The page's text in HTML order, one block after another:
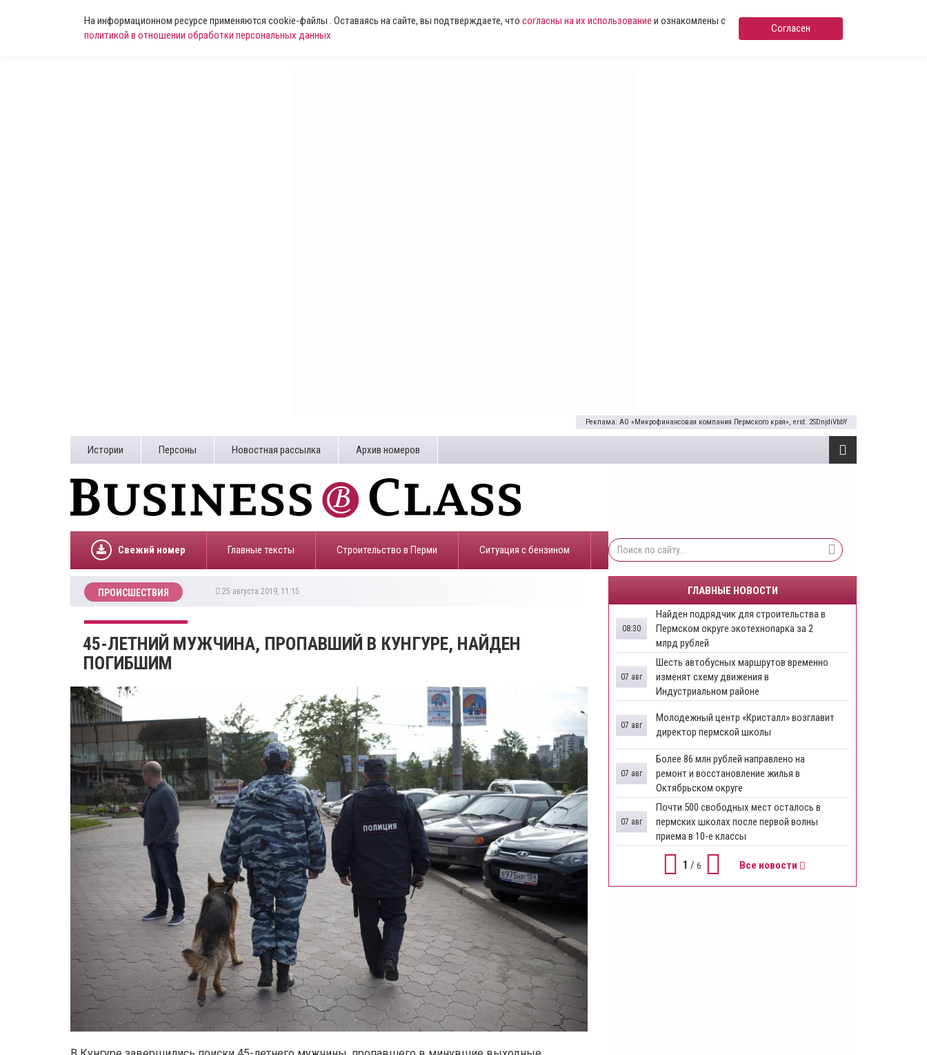
На информационном ресурсе применяются cookie-файлы . Оставаясь на сайте, вы подтверждаете, что согласны на их использование и ознакомлены с
политикой в отношении обработки персональных данных
Согласен
Реклама: АО «Микрофинансовая компания Пермского края», erid: 2SDnjdiVbbY
Истории Персоны Новостная рассылка Архив номеров
Свежий номер Главные тексты Строительство в Перми ​Ситуация с бензином
ПРОИСШЕСТВИЯ 25 августа 2019, 11:15
45-ЛЕТНИЙ МУЖЧИНА, ПРОПАВШИЙ В КУНГУРЕ, НАЙДЕН
ПОГИБШИМ
ГЛАВНЫЕ НОВОСТИ
Найден подрядчик для строительства в
Пермском округе экотехнопарка за 2
млрд рублей
08:30
Шесть автобусных маршрутов временно
изменят схему движения в
Индустриальном районе
07 авг
Молодежный центр «Кристалл» возглавит
директор пермской школы
07 авг
Более 86 млн рублей направлено на
ремонт и восстановление жилья в
Октябрьском округе
07 авг
Почти 500 свободных мест осталось в
пермских школах после первой волны
приема в 10-е классы
07 авг
1 / 6 Все новости